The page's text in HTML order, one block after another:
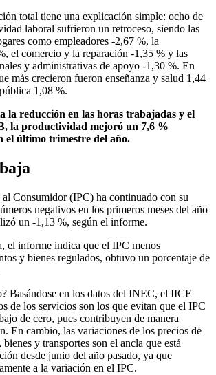
total tiene una explicación simple: ocho de
laboral sufrieron un retroceso, siendo las
como empleadores -2,67 %, la
el comercio y la reparación -1,35 % y las
y administrativas de apoyo -1,30 %. En
más crecieron fueron enseñanza y salud 1,44
1,08 %.
la reducción en las horas trabajadas y el
la productividad mejoró un 7,6 %
el último trimestre del año.
Consumidor (IPC) ha continuado con su
negativos en los primeros meses del año
un -1,13 %, según el informe.
el informe indica que el IPC menos
y bienes regulados, obtuvo un porcentaje de
Basándose en los datos del INEC, el IICE
de los servicios son los que evitan que el IPC
de cero, pues contribuyen de manera
En cambio, las variaciones de los precios de
y transportes son el ancla que está
desde junio del año pasado, ya que
a la variación en el IPC.